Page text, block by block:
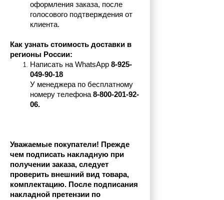
оформления заказа, после
голосового подтверждения от
клиента.
Как узнать стоимость доставки в
регионы России:
Написать на WhatsApp 8-925-
049-90-18
У менеджера по бесплатному
номеру телефона 8-800-201-92-
06.
Уважаемые покупатели! Прежде
чем подписать накладную при
получении заказа, следует
проверить внешний вид товара,
комплектацию. После подписания
накладной претензии по